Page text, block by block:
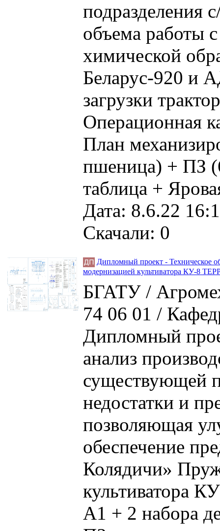
подразделения
объема работы
химической
Беларус-920 и
загрузки
Операционная
План
пшеница) + ПЗ
таблица +
Дата: 8.6.22
Скачали: 0
Дипломный проект - Техническое
модернизацией культиватора КУ-8
БГАТУ /
74 06 01 /
Дипломный
анализ
существующей
недостатки и
позволяющая
обеспечение
Колядичи»
культиватора
А1 + 2 набора